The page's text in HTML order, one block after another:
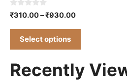
0
o
₹310.00–₹930.00Price
Select options
product
has
multiple
variants.
options
Recently